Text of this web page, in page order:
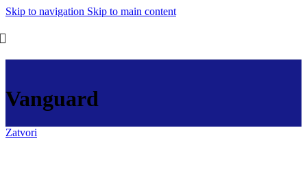
Skip to navigation Skip to main content
Vanguard
Zatvori